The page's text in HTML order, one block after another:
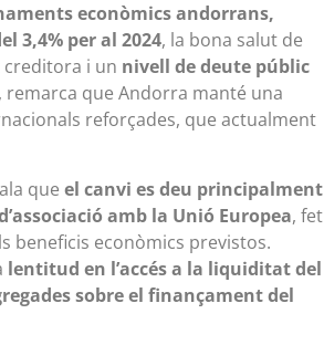
econòmics andorrans,
3,4% per al 2024, la bona salut de
creditora i un nivell de deute públic
remarca que Andorra manté una
reforçades, que actualment
que el canvi es deu principalment
amb la Unió Europea, fet
beneficis econòmics previstos.
lentitud en l’accés a la liquiditat del
sobre el finançament del